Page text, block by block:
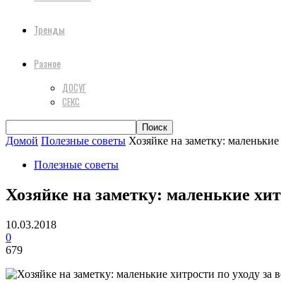
Тренды
Разное
ДОСУГ
СЕКС
Домой Полезные советы Хозяйке на заметку:
Полезные советы
Хозяйке на заметку: маленькие
10.03.2018
0
679